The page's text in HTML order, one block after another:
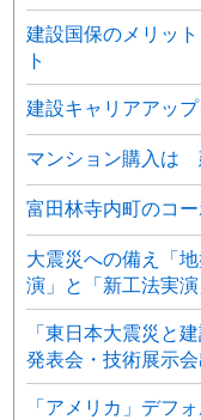
建設国保のメリッ
ト
建設キャリアアッ
マンション購入は
富田林寺内町のコ
大震災への備え「
演」と「新工法実演
「東日本大震災と
発表会・技術展示
「アメリカ」デフ